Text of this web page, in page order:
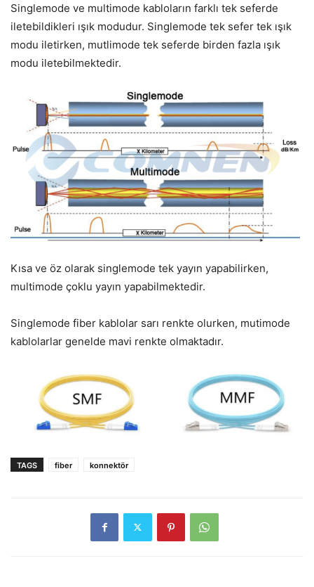
Singlemode ve multimode kabloların farklı tek seferde
iletebildikleri ışık modudur. Singlemode tek sefer tek ışık
modu iletirken, mutlimode tek seferde birden fazla ışık
modu iletebilmektedir.
Kısa ve öz olarak singlemode tek yayın yapabilirken,
multimode çoklu yayın yapabilmektedir.
Singlemode fiber kablolar sarı renkte olurken, mutimode
kablolarlar genelde mavi renkte olmaktadır.
TAGS fiber konnektör